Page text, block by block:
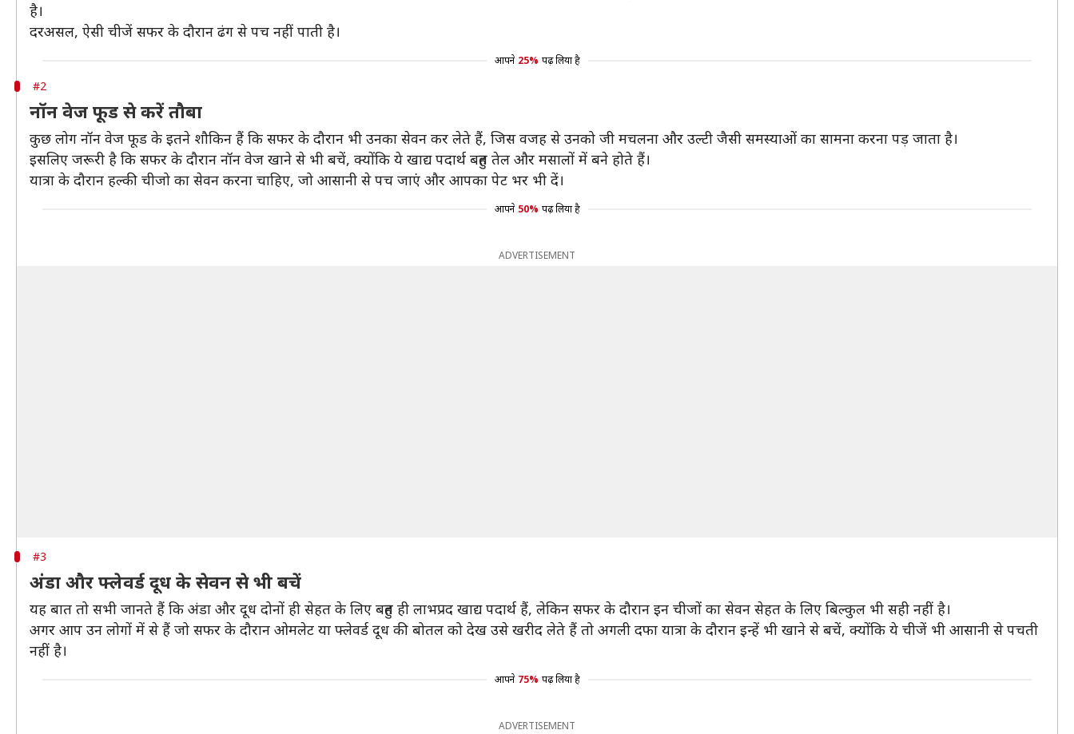
है।
दरअसल, ऐसी चीजें सफर के दौरान ढंग से पच नहीं पाती है।
आपने 25% पढ़ लिया है
#2
नॉन वेज फूड से करें तौबा
कुछ लोग नॉन वेज फूड के इतने शौकिन हैं कि सफर के दौरान भी उनका सेवन कर लेते हैं, जिस वजह से उनको जी मचलना और उल्टी जैसी समस्याओं का सामना करना पड़ जाता है।
इसलिए जरूरी है कि सफर के दौरान नॉन वेज खाने से भी बचें, क्योंकि ये खाद्य पदार्थ बहुत तेल और मसालों में बने होते हैं।
यात्रा के दौरान हल्की चीजो का सेवन करना चाहिए, जो आसानी से पच जाएं और आपका पेट भर भी दें।
आपने 50% पढ़ लिया है
ADVERTISEMENT
#3
अंडा और फ्लेवर्ड दूध के सेवन से भी बचें
यह बात तो सभी जानते हैं कि अंडा और दूध दोनों ही सेहत के लिए बहुत ही लाभप्रद खाद्य पदार्थ हैं, लेकिन सफर के दौरान इन चीजों का सेवन सेहत के लिए बिल्कुल भी सही नहीं है।
अगर आप उन लोगों में से हैं जो सफर के दौरान ओमलेट या फ्लेवर्ड दूध की बोतल को देख उसे खरीद लेते हैं तो अगली दफा यात्रा के दौरान इन्हें भी खाने से बचें, क्योंकि ये चीजें भी आसानी से पचती
नहीं है।
आपने 75% पढ़ लिया है
ADVERTISEMENT